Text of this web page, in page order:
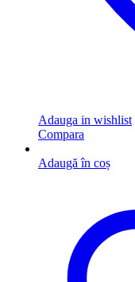
Adauga in wishlist
Compara
Adaugă în coș